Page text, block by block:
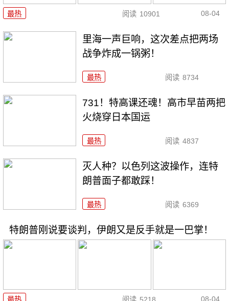
最热 阅读 10901 08-04
里海一声巨响，这次差点把两场
战争炸成一锅粥！
最热 阅读 8734
731！特高课还魂！高市早苗两把
火烧穿日本国运
最热 阅读 4837
灭人种？以色列这波操作，连特
朗普面子都敢踩！
最热 阅读 6369
特朗普刚说要谈判，伊朗又是反手就是一巴掌！
08-04